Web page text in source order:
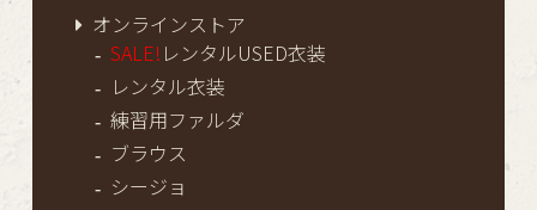
オンラインストア
SALE! レンタルUSED衣装
レンタル衣装
練習用ファルダ
ブラウス
シージョ